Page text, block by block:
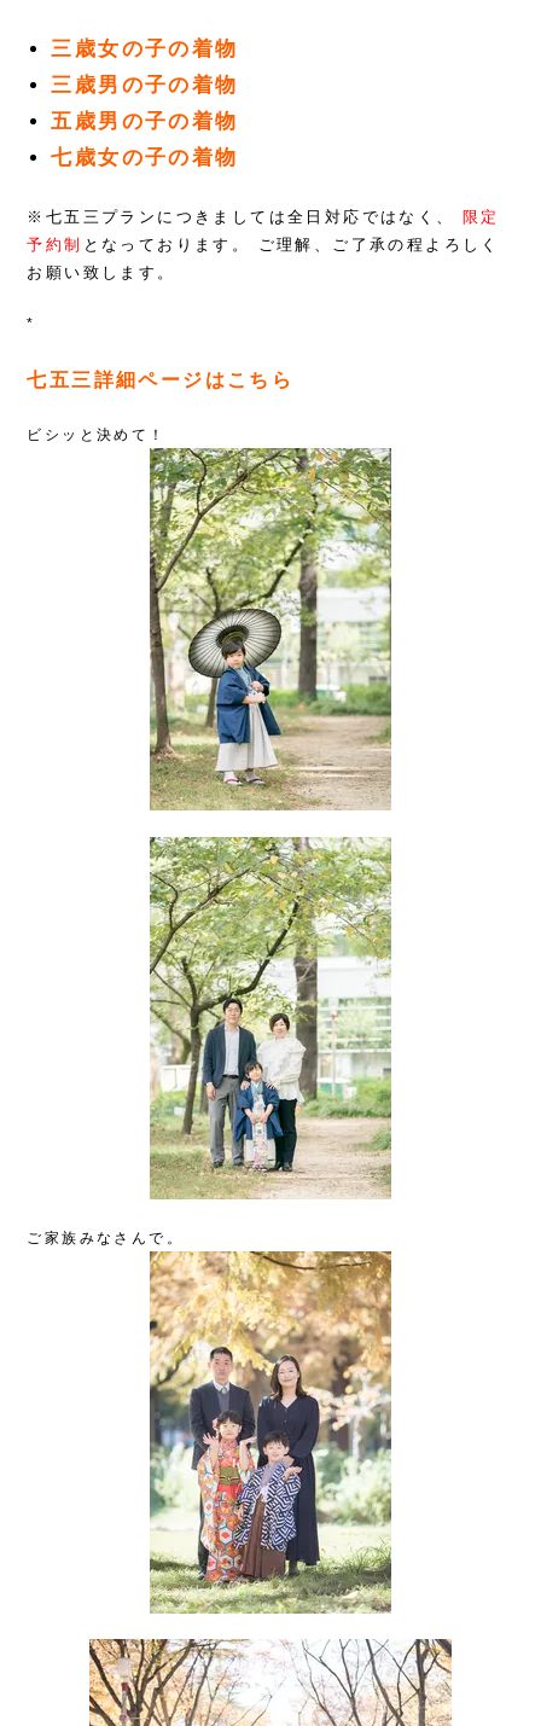
三歳女の子の着物
三歳男の子の着物
五歳男の子の着物
七歳女の子の着物
※七五三プランにつきましては全日対応ではなく、
限定
予約制 となっております。
ご理解、ご了承の程よろしく
お願い致します。
*
七五三詳細ページはこちら
ビシッと決めて！
ご家族みなさんで。